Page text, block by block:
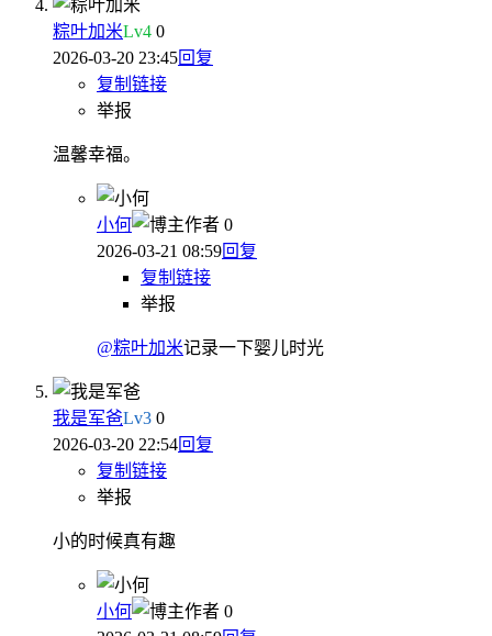
粽叶加米Lv4 0
2026-03-20 23:45回复
复制链接
举报
温馨幸福。
小何 作者 0
2026-03-21 08:59回复
复制链接
举报
@粽叶加米记录一下婴儿时光
我是军爸Lv3 0
2026-03-20 22:54回复
复制链接
举报
小的时候真有趣
小何 作者 0